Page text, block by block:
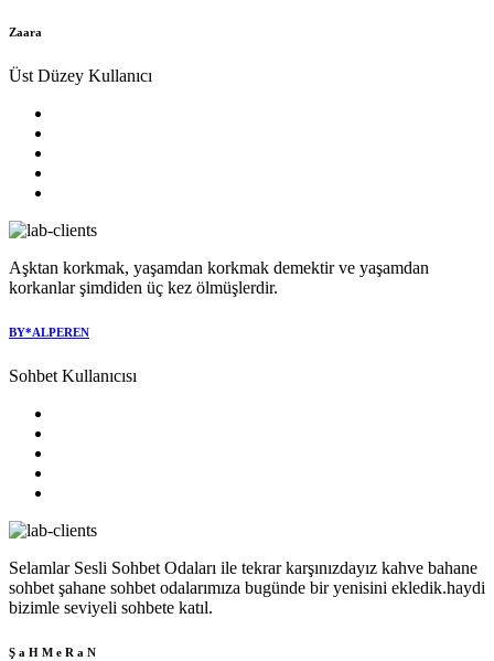
Zaara
Üst Düzey Kullanıcı
Aşktan korkmak, yaşamdan korkmak demektir ve yaşamdan
korkanlar şimdiden üç kez ölmüşlerdir.
BY*ALPEREN
Sohbet Kullanıcısı
Selamlar Sesli Sohbet Odaları ile tekrar karşınızdayız kahve bahane
sohbet şahane sohbet odalarımıza bugünde bir yenisini ekledik.haydi
bizimle seviyeli sohbete katıl.
Ş a H M e R a N